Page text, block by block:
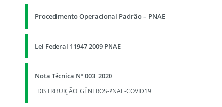
Procedimento Operacional Padrão – PNAE
Lei Federal 11947 2009 PNAE
Nota Técnica Nº 003_2020
DISTRIBUIÇÃO_GÊNEROS-PNAE-COVID19